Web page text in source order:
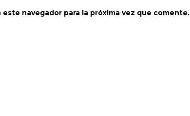
navegador para la próxima vez que comente.